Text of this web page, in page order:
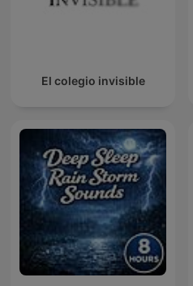
El colegio invisible